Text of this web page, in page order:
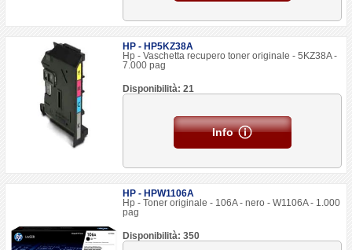
HP - HP5KZ38A
Hp - Vaschetta recupero toner originale - 5KZ38A -
7.000 pag
Disponibilità: 21
Info
HP - HPW1106A
Hp - Toner originale - 106A - nero - W1106A - 1.000
pag
Disponibilità: 350